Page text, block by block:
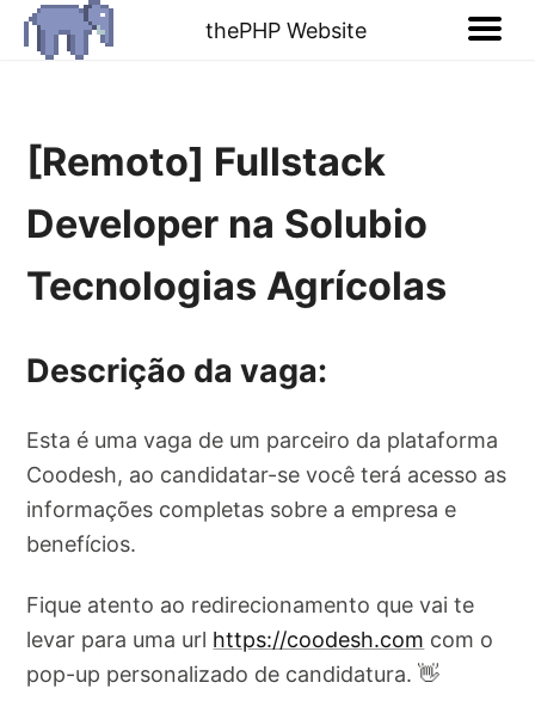
thePHP Website
[Remoto] Fullstack
Developer na Solubio
Tecnologias Agrícolas
Descrição da vaga:
Esta é uma vaga de um parceiro da plataforma
Coodesh, ao candidatar-se você terá acesso as
informações completas sobre a empresa e
benefícios.
Fique atento ao redirecionamento que vai te
levar para uma url https://coodesh.com com o
pop-up personalizado de candidatura. 👋